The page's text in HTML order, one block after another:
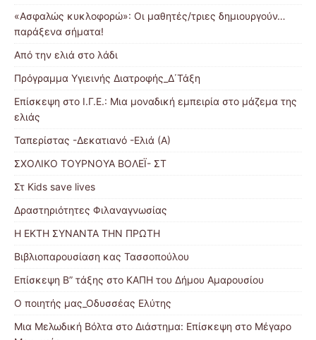
«Ασφαλώς κυκλοφορώ»: Οι μαθητές/τριες δημιουργούν…
παράξενα σήματα!
Από την ελιά στο λάδι
Πρόγραμμα Υγιεινής Διατροφής_Δ΄Τάξη
Επίσκεψη στο Ι.Γ.Ε.: Μια μοναδική εμπειρία στο μάζεμα της
ελιάς
Ταπερίστας -Δεκατιανό -Ελιά (Α)
ΣΧΟΛΙΚΟ ΤΟΥΡΝΟΥΑ ΒΟΛΕΪ- ΣΤ
Στ Kids save lives
Δραστηριότητες Φιλαναγνωσίας
Η ΕΚΤΗ ΣΥΝΑΝΤΑ ΤΗΝ ΠΡΩΤΗ
Βιβλιοπαρουσίαση κας Τασσοπούλου
Επίσκεψη Β” τάξης στο ΚΑΠΗ του Δήμου Αμαρουσίου
Ο ποιητής μας_Οδυσσέας Ελύτης
Μια Μελωδική Βόλτα στο Διάστημα: Επίσκεψη στο Μέγαρο